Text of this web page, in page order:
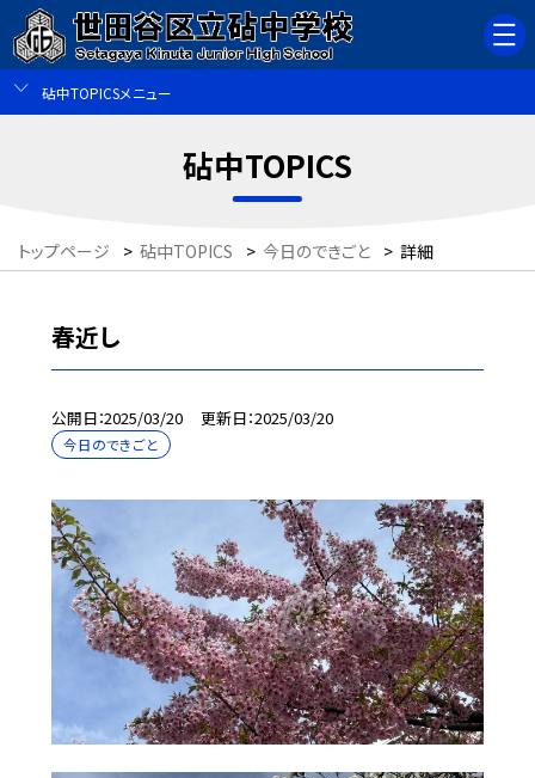
砧中TOPICSメニュー
砧中TOPICS
トップページ > 砧中TOPICS > 今日のできごと > 詳細
春近し
公開日 2025/03/20 更新日 2025/03/20
今日のできごと